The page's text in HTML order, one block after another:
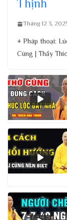
Thịnh
Tháng 12 3,
+ Pháp thoại:
Cùng | Thầy